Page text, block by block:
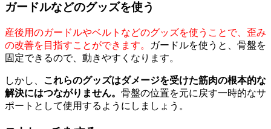
ガードルなどのグッズを使う
産後用のガードルやベルトなどのグッズを使うことで、歪み
の改善を目指すことができます。
ガードルを使うと、骨盤を
固定できるので、動きやすくなります。
しかし、 これらのグッズはダメージを受けた筋肉の根本的な
解決にはつながりません。 骨盤の位置を元に戻す一時的なサ
ポートとして使用するようにしましょう。